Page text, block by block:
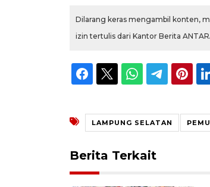
Dilarang keras mengambil konten,
izin tertulis dari Kantor Berita
LAMPUNG SELATAN
Berita Terkait